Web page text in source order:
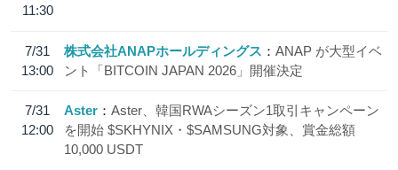
11:30
7/31
13:00
株式会社ANAPホールディングス
ANAP が大型イベ
ント「BITCOIN JAPAN 2026」開催決定
7/31
12:00
Aster
Aster、韓国RWAシーズン1取引キャンペーン
を開始 $SKHYNIX・$SAMSUNG対象、賞金総額
10,000 USDT